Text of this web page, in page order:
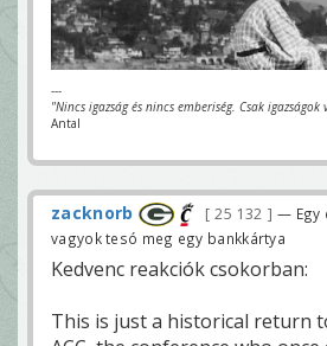
---
"Nincs igazság és nincs emberiség. Csak
Antal
zacknorb 25 132
— Egy
vagyok tesó meg egy bankkártya
Kedvenc reakciók csokorban:
This is just a historical return